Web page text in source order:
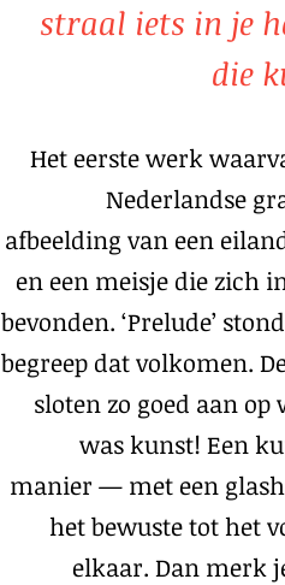
straal iets in je
die
Het eerste werk
Nederlandse
afbeelding van een
en een meisje die zich
bevonden. ‘Prelude’
begreep dat volkomen.
sloten zo goed aan
was kunst! Een
manier — met een
het bewuste tot het
elkaar. Dan merk